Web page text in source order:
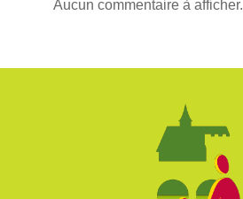
Aucun commentaire à afficher.